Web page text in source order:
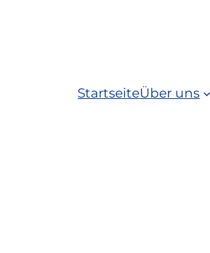
StartseiteÜber uns